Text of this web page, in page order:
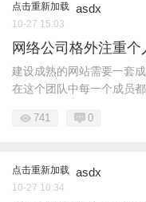
点击重新加载 asdx
10-27 15:03
网络公司格外注重
建设成熟的网站需要一套
在这个团队中每一个成员都
741 0
点击重新加载 asdx
10-27 10:34